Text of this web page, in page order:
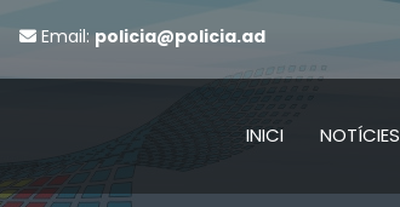
Email: policia@policia.ad
INICI NOTÍCIES